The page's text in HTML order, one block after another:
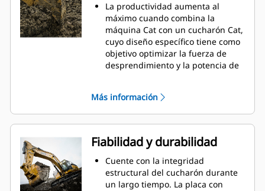
La productividad aumenta al
máximo cuando combina la
máquina Cat con un cucharón Cat,
cuyo diseño específico tiene como
objetivo optimizar la fuerza de
desprendimiento y la potencia de
radio mejora el flujo de material
hacia el cucharón. El espacio libre
del talón agregado asegura que la
parte inferior del cucharón no se
arrastre, lo que reduce los costos
de mantenimiento.
El consumo de combustible
alcanza el punto máximo durante
Más información
Fiabilidad y durabilidad
Cuente con la integridad
estructural del cucharón durante
un largo tiempo. La placa con